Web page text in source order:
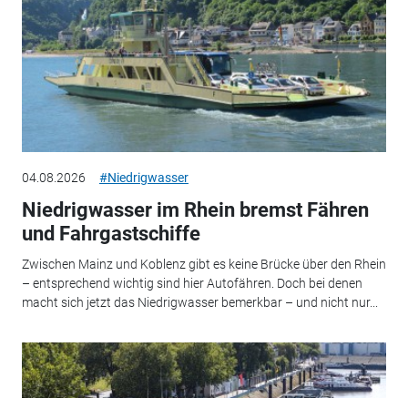
04.08.2026 #Niedrigwasser
Niedrigwasser im Rhein bremst Fähren
und Fahrgastschiffe
Zwischen Mainz und Koblenz gibt es keine Brücke über den Rhein
– entsprechend wichtig sind hier Autofähren. Doch bei denen
macht sich jetzt das Niedrigwasser bemerkbar – und nicht nur...